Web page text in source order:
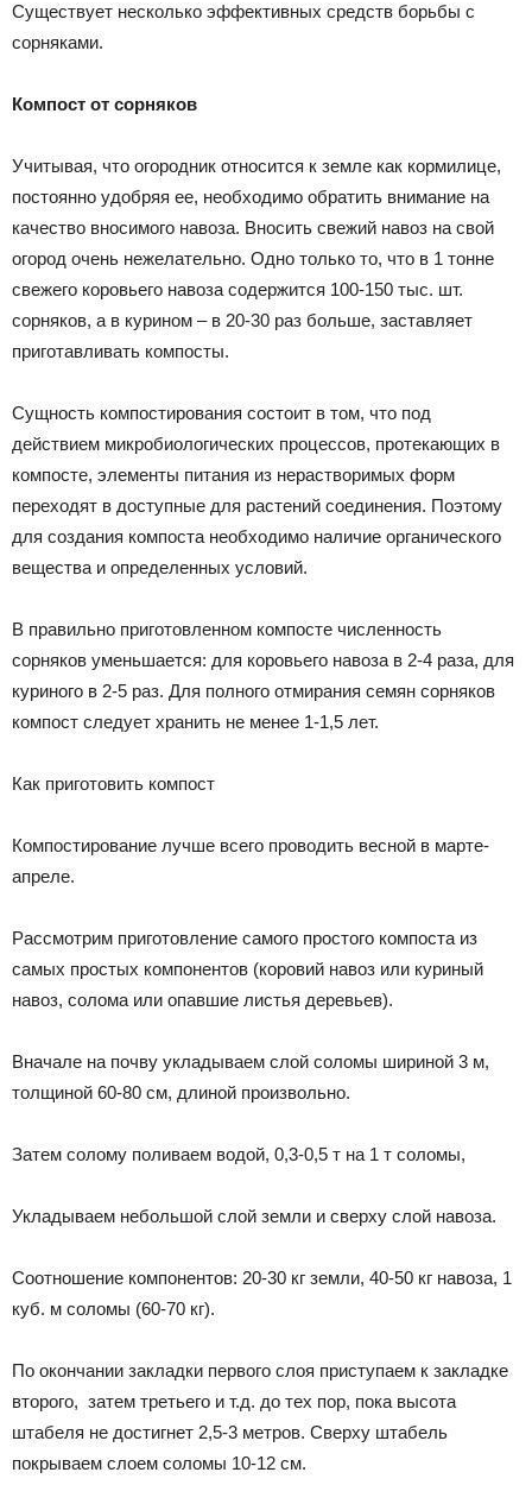
Существует несколько эффективных средств борьбы с
сорняками.
Компост от сорняков
Учитывая, что огородник относится к земле как кормилице,
постоянно удобряя ее, необходимо обратить внимание на
качество вносимого навоза. Вносить свежий навоз на свой
огород очень нежелательно. Одно только то, что в 1 тонне
свежего коровьего навоза содержится 100-150 тыс. шт.
сорняков, а в курином – в 20-30 раз больше, заставляет
приготавливать компосты.
Сущность компостирования состоит в том, что под
действием микробиологических процессов, протекающих в
компосте, элементы питания из нерастворимых форм
переходят в доступные для растений соединения. Поэтому
для создания компоста необходимо наличие органического
вещества и определенных условий.
В правильно приготовленном компосте численность
сорняков уменьшается: для коровьего навоза в 2-4 раза, для
куриного в 2-5 раз. Для полного отмирания семян сорняков
компост следует хранить не менее 1-1,5 лет.
Как приготовить компост
Компостирование лучше всего проводить весной в марте-
апреле.
Рассмотрим приготовление самого простого компоста из
самых простых компонентов (коровий навоз или куриный
навоз, солома или опавшие листья деревьев).
Вначале на почву укладываем слой соломы шириной 3 м,
толщиной 60-80 см, длиной произвольно.
Затем солому поливаем водой, 0,3-0,5 т на 1 т соломы,
Укладываем небольшой слой земли и сверху слой навоза.
Соотношение компонентов: 20-30 кг земли, 40-50 кг навоза, 1
куб. м соломы (60-70 кг).
По окончании закладки первого слоя приступаем к закладке
второго, затем третьего и т.д. до тех пор, пока высота
штабеля не достигнет 2,5-3 метров. Сверху штабель
покрываем слоем соломы 10-12 см.